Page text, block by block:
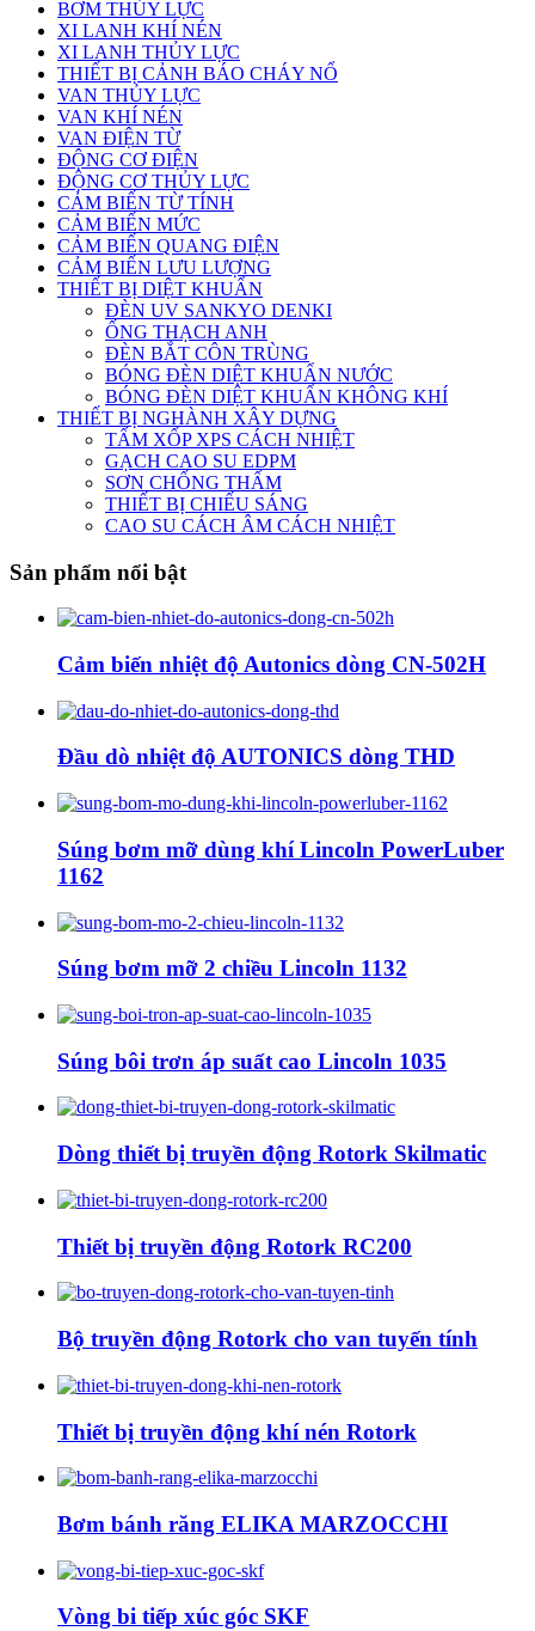
BƠM THỦY LỰC
XI LANH KHÍ NÉN
XI LANH THỦY LỰC
THIẾT BỊ CẢNH BÁO CHÁY NỔ
VAN THỦY LỰC
VAN KHÍ NÉN
VAN ĐIỆN TỪ
ĐỘNG CƠ ĐIỆN
ĐỘNG CƠ THỦY LỰC
CẢM BIẾN TỪ TÍNH
CẢM BIẾN MỨC
CẢM BIẾN QUANG ĐIỆN
CẢM BIẾN LƯU LƯỢNG
THIẾT BỊ DIỆT KHUẨN
ĐÈN UV SANKYO DENKI
ỐNG THẠCH ANH
ĐÈN BẮT CÔN TRÙNG
BÓNG ĐÈN DIỆT KHUẨN NƯỚC
BÓNG ĐÈN DIỆT KHUẨN KHÔNG KHÍ
THIẾT BỊ NGHÀNH XÂY DỰNG
TẤM XỐP XPS CÁCH NHIỆT
GẠCH CAO SU EDPM
SƠN CHỐNG THẤM
THIẾT BỊ CHIẾU SÁNG
CAO SU CÁCH ÂM CÁCH NHIỆT
Sản phẩm nổi bật
Cảm biến nhiệt độ Autonics dòng CN-502H
Đầu dò nhiệt độ AUTONICS dòng THD
Súng bơm mỡ dùng khí Lincoln PowerLuber
1162
Súng bơm mỡ 2 chiều Lincoln 1132
Súng bôi trơn áp suất cao Lincoln 1035
Dòng thiết bị truyền động Rotork Skilmatic
Thiết bị truyền động Rotork RC200
Bộ truyền động Rotork cho van tuyến tính
Thiết bị truyền động khí nén Rotork
Bơm bánh răng ELIKA MARZOCCHI
Vòng bi tiếp xúc góc SKF